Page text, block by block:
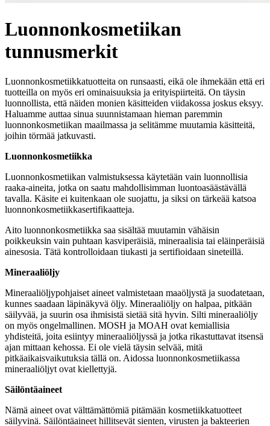
Luonnonkosmetiikan
tunnusmerkit
Luonnonkosmetiikkatuotteita on runsaasti, eikä ole ihmekään että eri
tuotteilla on myös eri ominaisuuksia ja erityispiirteitä. On täysin
luonnollista, että näiden monien käsitteiden viidakossa joskus eksyy.
Haluamme auttaa sinua suunnistamaan hieman paremmin
luonnonkosmetiikan maailmassa ja selitämme muutamia käsitteitä,
joihin törmää jatkuvasti.
Luonnonkosmetiikka
Luonnonkosmetiikan valmistuksessa käytetään vain luonnollisia
raaka-aineita, jotka on saatu mahdollisimman luontoasäästävällä
tavalla. Käsite ei kuitenkaan ole suojattu, ja siksi on tärkeää katsoa
luonnonkosmetiikkasertifikaatteja.
Aito luonnonkosmetiikka saa sisältää muutamin vähäisin
poikkeuksin vain puhtaan kasviperäisiä, mineraalisia tai eläinperäisiä
ainesosia. Tätä kontrolloidaan tiukasti ja sertifioidaan sineteillä.
Mineraaliöljy
Mineraaliöljypohjaiset aineet valmistetaan maaöljystä ja suodatetaan,
kunnes saadaan läpinäkyvä öljy. Mineraaliöljy on halpaa, pitkään
säilyvää, ja suurin osa ihmisistä sietää sitä hyvin. Silti mineraaliöljy
on myös ongelmallinen. MOSH ja MOAH ovat kemiallisia
yhdisteitä, joita esiintyy mineraaliöljyssä ja jotka rikastuttavat itsensä
ajan mittaan kehossa. Ei ole vielä täysin selvää, mitä
pitkäaikaisvaikutuksia tällä on. Aidossa luonnonkosmetiikassa
mineraaliöljyt ovat kiellettyjä.
Säilöntäaineet
Nämä aineet ovat välttämättömiä pitämään kosmetiikkatuotteet
säilyvinä. Säilöntäaineet hillitsevät sienten, virusten ja bakteerien